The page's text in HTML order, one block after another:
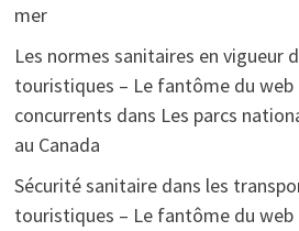
mer
Les normes sanitaires en vigueur
touristiques – Le fantôme du web
concurrents dans Les parcs
au Canada
Sécurité sanitaire dans les
touristiques – Le fantôme du web